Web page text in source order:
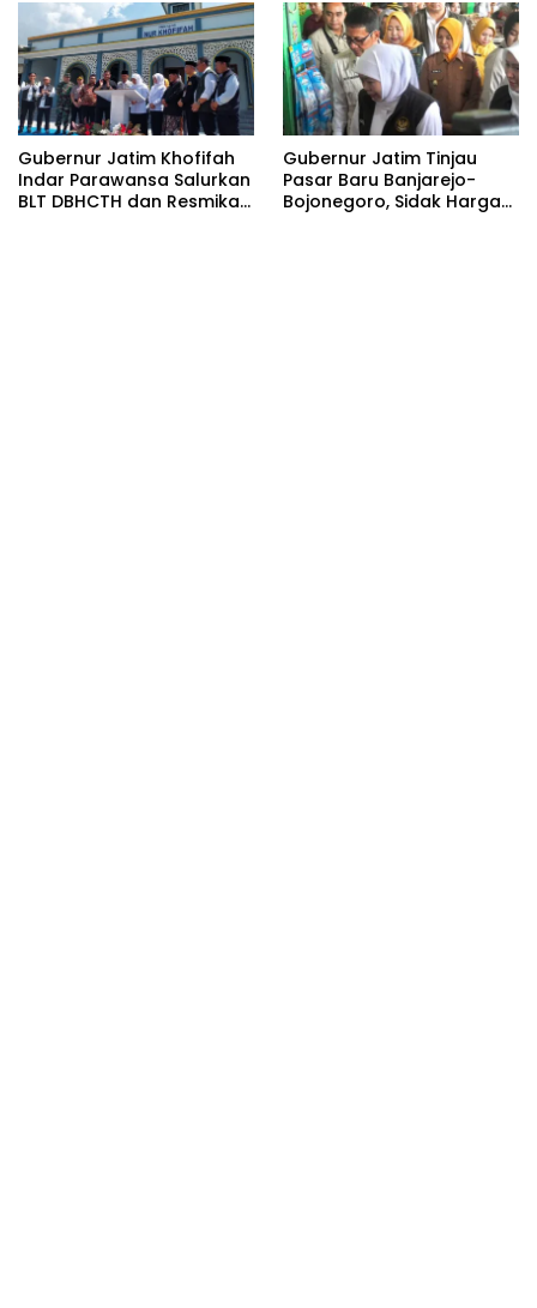
Malo
Gubernur Jatim Khofifah
Indar Parawansa Salurkan
BLT DBHCTH dan Resmikan
Gubernur Jatim Tinjau
Pasar Baru Banjarejo-
Bojonegoro, Sidak Harga